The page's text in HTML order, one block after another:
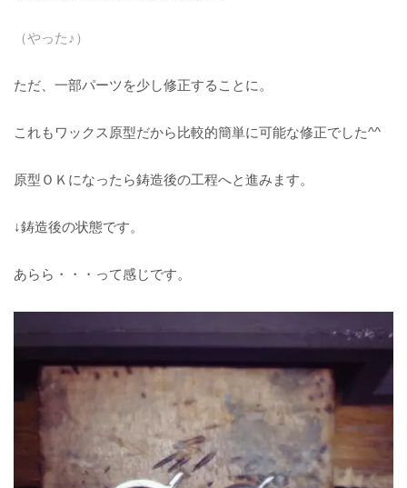
（やった♪）
ただ、一部パーツを少し修正することに。
これもワックス原型だから比較的簡単に可能な修正でした^^
原型ＯＫになったら鋳造後の工程へと進みます。
↓鋳造後の状態です。
あらら・・・って感じです。